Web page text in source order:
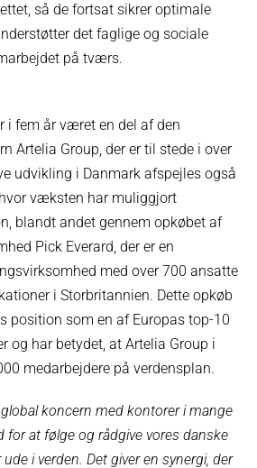
så de fortsat sikrer optimale
det faglige og sociale
på tværs.
i fem år været en del af den
Artelia Group, der er til stede i over
udvikling i Danmark afspejles også
væksten har muliggjort
blandt andet gennem opkøbet af
Pick Everard, der er en
med over 700 ansatte
i Storbritannien. Dette opkøb
position som en af Europas top-10
og har betydet, at Artelia Group i
medarbejdere på verdensplan.
koncern med kontorer i mange
for at følge og rådgive vores danske
i verden. Det giver en synergi, der